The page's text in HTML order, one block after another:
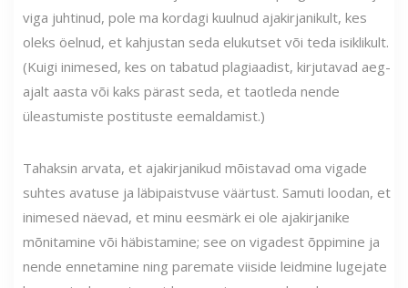
viga juhtinud, pole ma kordagi kuulnud ajakirjanikult, kes
oleks öelnud, et kahjustan seda elukutset või teda isiklikult.
(Kuigi inimesed, kes on tabatud plagiaadist, kirjutavad aeg-
ajalt aasta või kaks pärast seda, et taotleda nende
üleastumiste postituste eemaldamist.)
Tahaksin arvata, et ajakirjanikud mõistavad oma vigade
suhtes avatuse ja läbipaistvuse väärtust. Samuti loodan, et
inimesed näevad, et minu eesmärk ei ole ajakirjanike
mõnitamine või häbistamine; see on vigadest õppimine ja
nende ennetamine ning paremate viiside leidmine lugejate